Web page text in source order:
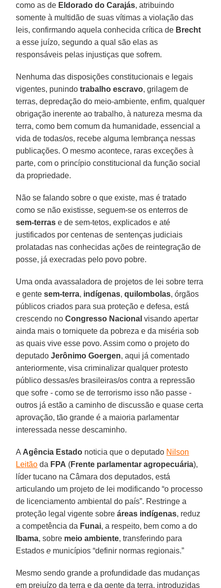
como as de Eldorado do Carajás, atribuindo
somente à multidão de suas vítimas a violação das
leis, confirmando aquela conhecida crítica de Brecht
a esse juízo, segundo a qual são elas as
responsáveis pelas injustiças que sofrem.
Nenhuma das disposições constitucionais e legais
vigentes, punindotrabalho escravo, grilagem de
terras, depredação do meio-ambiente, enfim, qualquer
obrigação inerente ao trabalho, à natureza mesma da
terra, como bem comum da humanidade, essencial a
vida de todas/os, recebe alguma lembrança nessas
publicações. O mesmo acontece, raras exceções à
parte, com o princípio constitucional da função social
da propriedade.
Não se falando sobre o que existe, mas é tratado
como se não existisse, seguem-se os enterros de
sem-terras e de sem-tetos, explicados e até
justificados por centenas de sentenças judiciais
prolatadas nas conhecidas ações de reintegração de
posse, já execradas pelo povo pobre.
Uma onda avassaladora de projetos de lei sobre terra
e gentesem-terra, indígenas,quilombolas, órgãos
públicos criados para sua proteção e defesa, está
crescendo noCongresso Nacional visando apertar
ainda mais o torniquete da pobreza e da miséria sob
as quais vive esse povo. Assim como o projeto do
deputadoJerônimo Goergen, aqui já comentado
anteriormente, visa criminalizar qualquer protesto
público dessas/es brasileiras/os contra a repressão
que sofre - como se de terrorismo isso não passe -
outros já estão a caminho de discussão e quase certa
aprovação, tão grande é a maioria parlamentar
interessada nesse descaminho.
A Agência Estado noticia que o deputado Nilson
Leitão da FPA (Frente parlamentar agropecuária),
líder tucano na Câmara dos deputados, está
articulando um projeto de lei modificando “o processo
de licenciamento ambiental do país”. Restringe a
proteção legal vigente sobreáreas indígenas, reduz
a competência da Funai, a respeito, bem como a do
Ibama, sobre meio ambiente, transferindo para
Estados e municípios “definir normas regionais.”
Mesmo sendo grande a profundidade das mudanças
em prejuízo da terra e da gente da terra, introduzidas